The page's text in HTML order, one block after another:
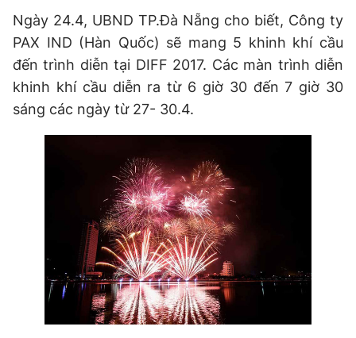
Thông tin tòa soạn Liên hệ quảng cáo
Đọc Thanh Niên trên điện thoại
Theo dõi báo trên
0906 645 777
Liên hệ quảng cáo
0908 780 404
Ngày 24.4, UBND TP.Đà Nẵng cho biết, Công ty
PAX IND (Hàn Quốc) sẽ mang 5 khinh khí cầu
đến trình diễn tại DIFF 2017. Các màn trình diễn
khinh khí cầu diễn ra từ 6 giờ 30 đến 7 giờ 30
sáng các ngày từ 27- 30.4.